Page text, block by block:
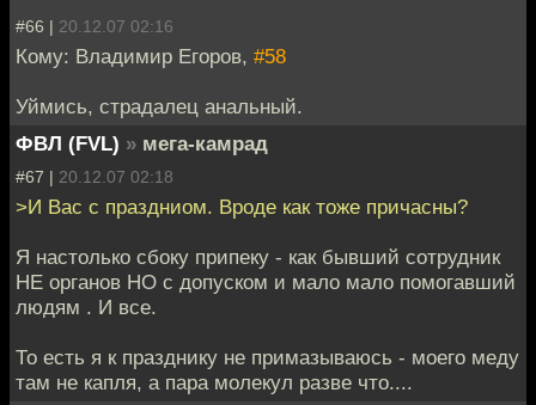
#66 | 20.12.07 02:16
Кому: Владимир Егоров, #58
Уймись, страдалец анальный.
ФВЛ (FVL) » мега-камрад
#67 | 20.12.07 02:18
>И Вас с праздниом. Вроде как тоже причасны?
Я настолько сбоку припеку - как бывший сотрудник
НЕ органов НО с допуском и мало мало помогавший
людям . И все.
То есть я к празднику не примазываюсь - моего меду
там не капля, а пара молекул разве что....